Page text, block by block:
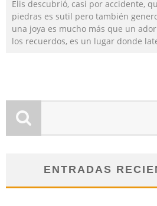
Elis descubrió, casi por accidente,
piedras es sutil pero también
una joya es mucho más que un
los recuerdos, es un lugar donde
ENTRADAS